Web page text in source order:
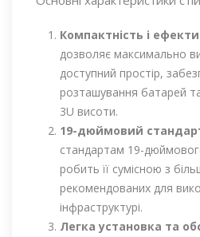
Компактність і
дозволяє максимально
доступний простір,
розташування батарей
3U висоти.
19-дюймовий
стандартам 19-
робить її сумісною з
рекомендованих для
інфраструктурі.
Легка установка та